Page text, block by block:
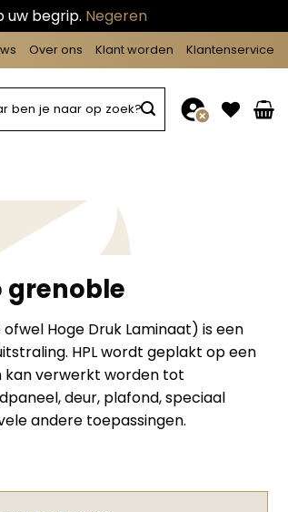
uw begrip. Negeren
Over ons Klant worden Klantenservice
grenoble
Hoge Druk Laminaat) is een
HPL wordt geplakt op een
kan verwerkt worden tot
deur, plafond, speciaal
andere toepassingen.